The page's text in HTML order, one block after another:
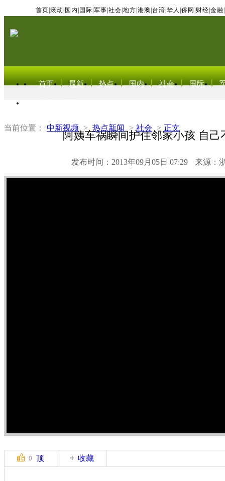
首页 滚动 国内 国际 军事 社会 地方 港澳 台湾 华人 侨网 财经 金融
首页 最新 热点 国内 社会 国际
当前位置： 中新视频 > 热点新闻 > 社会 > 正文
阿姨车祸瞬间护住邻家小孩 自己
发布时间：2013年09月05日 07:29 来源：
0 顶 收藏